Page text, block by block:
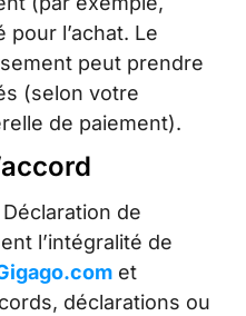
pour l’achat. Le
peut prendre
(selon votre
de paiement).
de
l’intégralité de
et
déclarations ou